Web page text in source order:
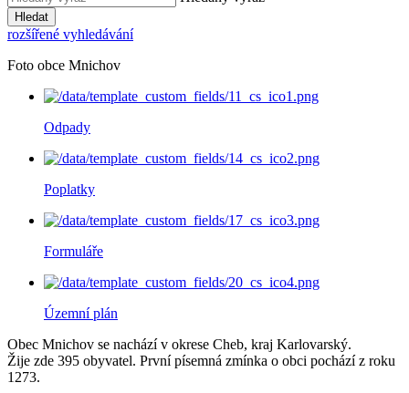
Hledat
rozšířené vyhledávání
Foto obce Mnichov
Odpady
Poplatky
Formuláře
Územní plán
Obec Mnichov se nachází v okrese Cheb, kraj Karlovarský.
Žije zde 395 obyvatel. První písemná zmínka o obci pochází z roku
1273.